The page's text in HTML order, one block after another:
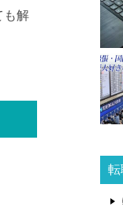
も解
転